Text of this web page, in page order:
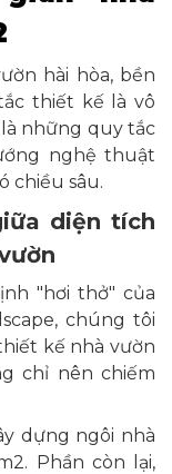
hài hòa, bền
thiết kế là vô
những quy tắc
nghệ thuật
chiều sâu.
diện tích
"hơi thở" của
chúng tôi
kế nhà vườn
chỉ nên chiếm
dựng ngôi nhà
Phần còn lại,